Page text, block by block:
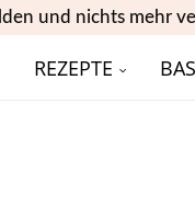
und nichts mehr
REZEPTE